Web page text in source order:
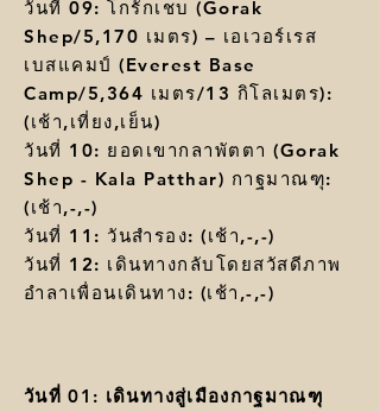
วันที่ 09: โกรักเชบ (Gorak
Shep/5,170 เมตร) – เอเวอร์เรส
เบสแคมป์ (Everest Base
Camp/5,364 เมตร/13 กิโลเมตร):
(เช้า,เที่ยง,เย็น)
วันที่ 10: ยอดเขากลาพัตตา (Gorak
Shep - Kala Patthar) กาฐมาณฑุ:
(เช้า,-,-)
วันที่ 11: วันสำรอง: (เช้า,-,-)
วันที่ 12: เดินทางกลับโดยสวัสดีภาพ
อำลาเพื่อนเดินทาง: (เช้า,-,-)
วันที่ 01: เดินทางสู่เมืองกาฐมาณฑุ